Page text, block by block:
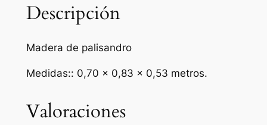
l
i
d
Descripción
Madera de palisandro
Medidas:: 0,70 x 0,83 x 0,53 metros.
Valoraciones